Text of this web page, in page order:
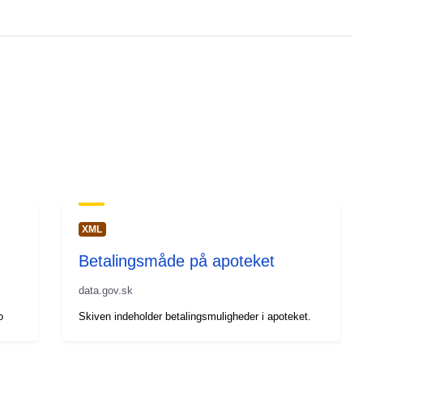
XML
Betalingsmåde på apoteket
data.gov.sk
Skiven indeholder betalingsmuligheder i apoteket.